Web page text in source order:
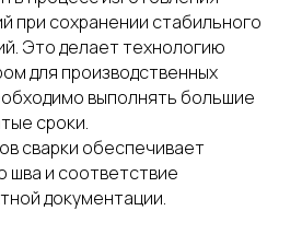
при сохранении стабильного
Это делает технологию
для производственных
выполнять большие
сроки.
сварки обеспечивает
шва и соответствие
документации.